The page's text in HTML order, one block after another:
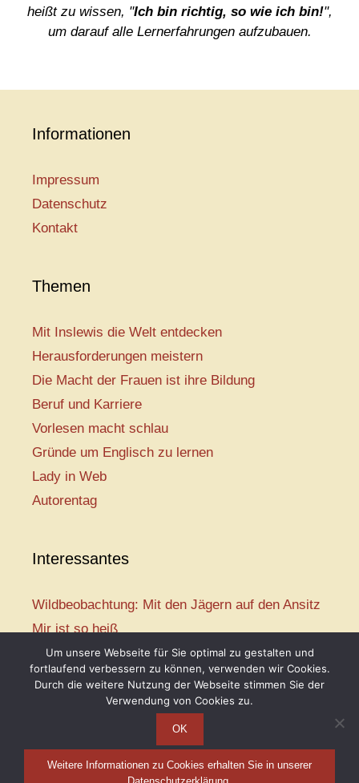
heißt zu wissen, "Ich bin richtig, so wie ich bin!",
um darauf alle Lernerfahrungen aufzubauen.
Informationen
Impressum
Datenschutz
Kontakt
Themen
Mit Inslewis die Welt entdecken
Herausforderungen meistern
Die Macht der Frauen ist ihre Bildung
Beruf und Karriere
Vorlesen macht schlau
Gründe um Englisch zu lernen
Lady in Web
Autorentag
Interessantes
Wildbeobachtung: Mit den Jägern auf den Ansitz
Mir ist so heiß
Mission: Rettungsschwimmer
Vogelwelt-Entdeckertour
Abenteuer Schulanfang
Telse Maria Kähler, 2026
Um unsere Webseite für Sie optimal zu gestalten und
fortlaufend verbessern zu können, verwenden wir Cookies.
Durch die weitere Nutzung der Webseite stimmen Sie der
Verwendung von Cookies zu.
OK
Weitere Informationen zu Cookies erhalten Sie in unserer